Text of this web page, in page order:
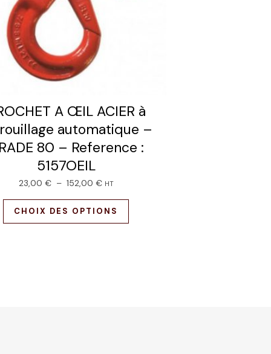
A ŒIL ACIER à
automatique –
80 – Reference :
5157OEIL
23,00 € – 152,00 € HT
CHOIX DES OPTIONS